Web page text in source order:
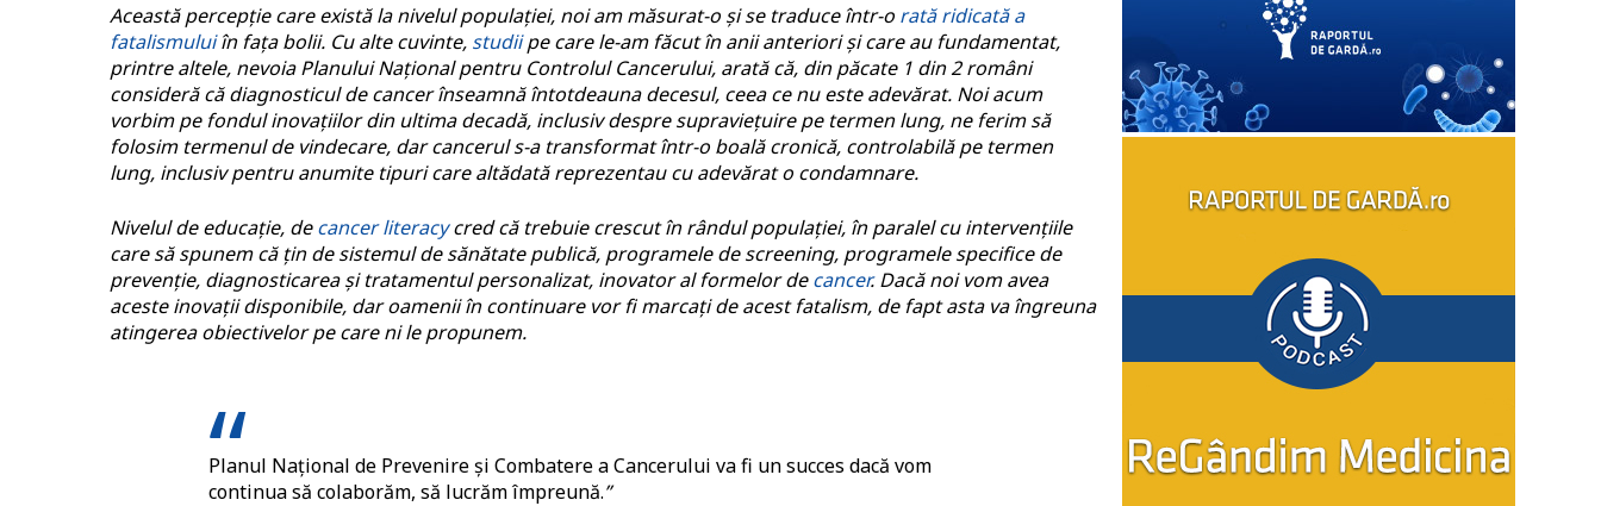
Această percepție care există la nivelul populației, noi am măsurat-o și se traduce într-o rată ridicată a
fatalismuluiîn fața bolii. Cu alte cuvinte, studiipe care le-am făcut în anii anteriori și care au fundamentat,
printre altele, nevoia Planului Național pentru Controlul Cancerului, arată că, din păcate 1 din 2 români
consideră că diagnosticul de cancer înseamnă întotdeauna decesul, ceea ce nu este adevărat. Noi acum
vorbim pe fondul inovațiilor din ultima decadă, inclusiv despre supraviețuire pe termen lung, ne ferim să
folosim termenul de vindecare, dar cancerul s-a transformat într-o boală cronică, controlabilă pe termen
lung, inclusiv pentru anumite tipuri care altădată reprezentau cu adevărat o condamnare.
Nivelul de educație, decancer literacycred că trebuie crescut în rândul populației, în paralel cu intervențiile
care să spunem că țin de sistemul de sănătate publică, programele de screening, programele specifice de
prevenție, diagnosticarea și tratamentul personalizat, inovator al formelor decancer. Dacă noi vom avea
aceste inovații disponibile, dar oamenii în continuare vor fi marcați de acest fatalism, de fapt asta va îngreuna
atingerea obiectivelor pe care ni le propunem.
Planul Național de Prevenire și Combatere a Cancerului va fi un succes dacă vom
continua să colaborăm, să lucrăm împreună.”